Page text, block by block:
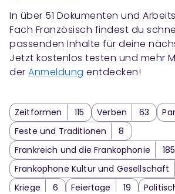
In über 51 Dokumenten und
Fach Französisch findest du
passenden Inhalte für deine
Jetzt kostenlos testen und mehr
der Anmeldung entdecken!
Zeitformen 115 Verben 63
Feste und Traditionen
8
Frankreich und die Frankophonie
185
Frankophone Kultur und Gesellschaft
Kriege
6 Feiertage 19